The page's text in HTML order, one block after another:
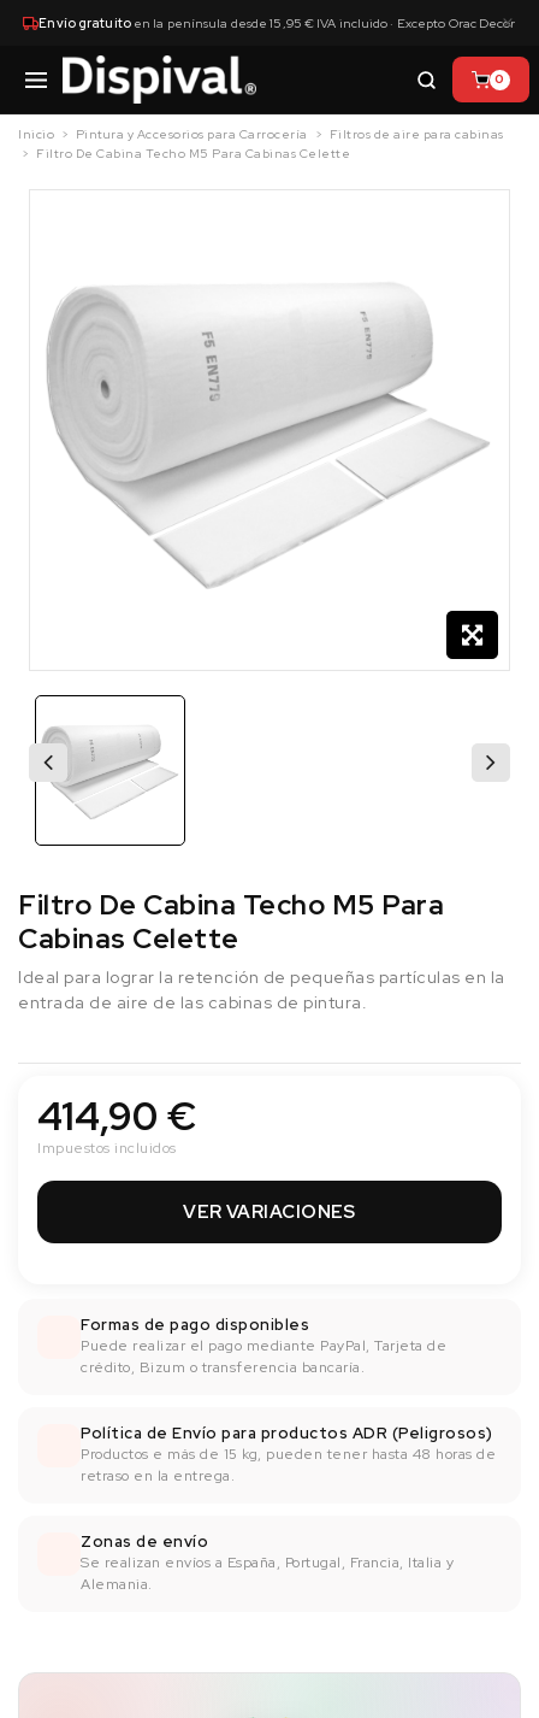
Envío gratuitoen la península desde 15,95 € IVA incluido · Excepto Orac Decor
×
0
Inicio Pintura y Accesorios para Carrocería
Filtros de aire para cabinas
Filtro De Cabina Techo M5 Para Cabinas Celette
Filtro De Cabina Techo M5 Para
Cabinas Celette
Ideal para lograr la retención de pequeñas partículas en la
entrada de aire de las cabinas de pintura.
414,90 €
Impuestos incluidos
VER VARIACIONES
Formas de pago disponibles
Puede realizar el pago mediante PayPal, Tarjeta de
crédito, Bizum o transferencia bancaría.
Política de Envío para productos ADR (Peligrosos)
Productos e más de 15 kg, pueden tener hasta 48 horas de
retraso en la entrega.
Zonas de envío
Se realizan envíos a España, Portugal, Francia, Italia y
Alemania.